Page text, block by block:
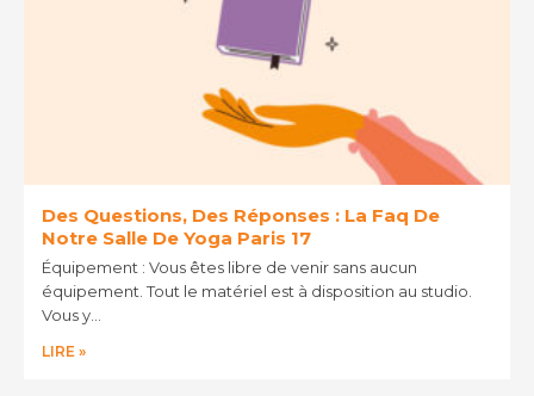
Des Questions, Des Réponses : La Faq De
Notre Salle De Yoga Paris 17
Équipement : Vous êtes libre de venir sans aucun
équipement. Tout le matériel est à disposition au studio.
Vous y…
LIRE »